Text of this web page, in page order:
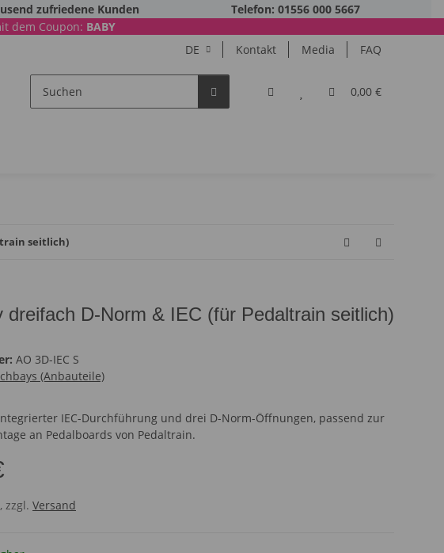
zufriedene Kunden
Telefon: 01556 000 5667
dem Coupon: BABY
DE
Kontakt Media FAQ
0,00 €
seitlich)
dreifach D-Norm & IEC (für Pedaltrain seitlich)
AO 3D-IEC S
(Anbauteile)
IEC-Durchführung und drei D-Norm-Öffnungen, passend zur
an Pedalboards von Pedaltrain.
zzgl. Versand